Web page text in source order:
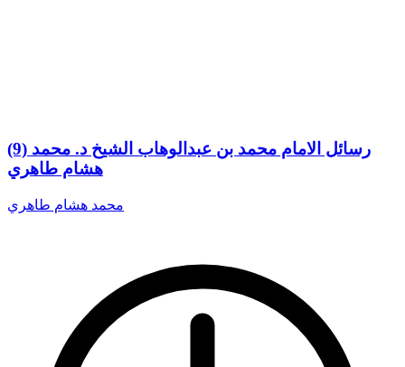
(9) رسائل الامام محمد بن عبدالوهاب الشيخ د. محمد
هشام طاهري
محمد هشام طاهري